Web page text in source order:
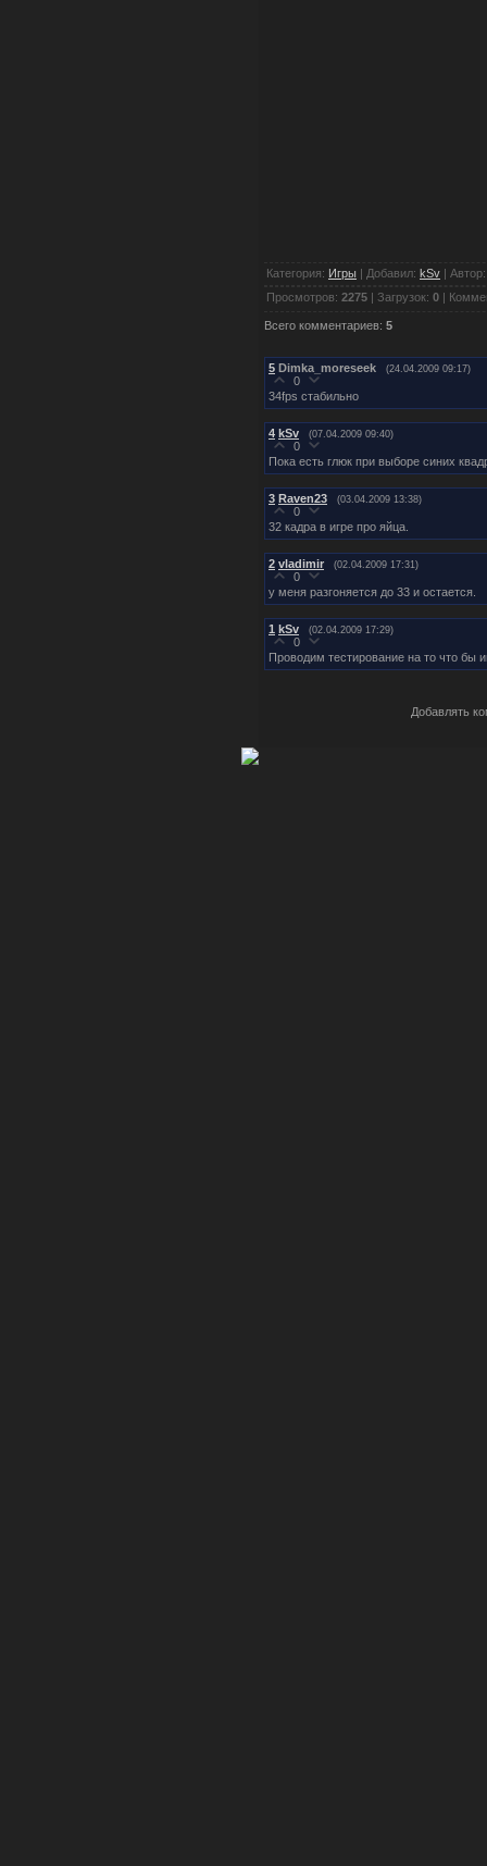
Категория: Игры | Добавил: kSv |
Просмотров: 2275 | Загрузок: 0 |
Всего комментариев: 5
5 Dimka_moreseek (24.04.2009 09:17)
0
34fps стабильно
4 kSv (07.04.2009 09:40)
0
Пока есть глюк при выборе синих
3 Raven23 (03.04.2009 13:38)
0
32 кадра в игре про яйца.
2 vladimir (02.04.2009 17:31)
0
у меня разгоняется до 33 и остается.
1 kSv (02.04.2009 17:29)
0
Проводим тестирование на то что бы
Добавлять